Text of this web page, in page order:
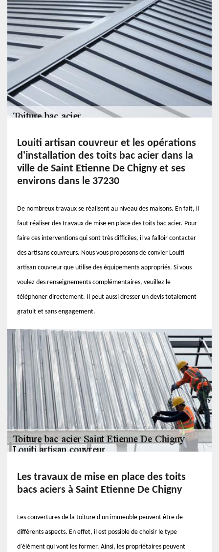
Louiti artisan couvreur et les opérations
d'installation des toits bac acier dans la
ville de Saint Etienne De Chigny et ses
environs dans le 37230
De nombreux travaux se réalisent au niveau des maisons. En fait, il
faut réaliser des travaux de mise en place des toits bac acier. Pour
faire ces interventions qui sont très difficiles, il va falloir contacter
des artisans couvreurs. Nous vous proposons de convier Louiti
artisan couvreur que utilise des équipements appropriés. Si vous
voulez des renseignements complémentaires, veuillez le
téléphoner directement. Il peut aussi dresser un devis totalement
gratuit et sans engagement.
Les travaux de mise en place des toits
bacs aciers à Saint Etienne De Chigny
Les couvertures de la toiture d'un immeuble peuvent être de
différents aspects. En effet, il est possible de choisir le type
d'élément qui vont les former. Ainsi, les propriétaires peuvent